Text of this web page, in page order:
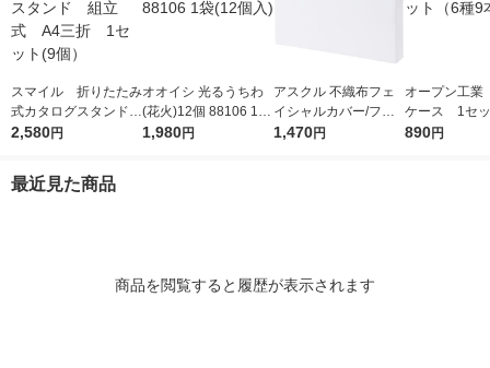
スマイル 折りたたみ
式カタログスタンド
組立式 A4三折 1セ
2,580円
オオイシ 光るうちわ
(花火)12個 88106 1袋
(12個入)
1,980円
アスクル 不織布フェ
イシャルカバー/フェ
イスカバー オリジナ
1,470円
オープン工
ケース 1セ
種9本入）
890円
最近見た商品
商品を閲覧すると履歴が表示されます